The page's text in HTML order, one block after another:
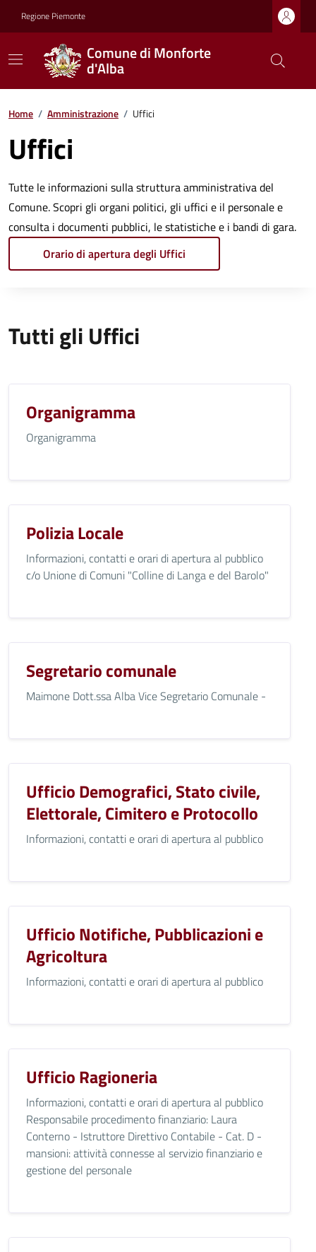
Regione Piemonte
Comune di Monforte
d'Alba
Home / Amministrazione / Uffici
Uffici
Tutte le informazioni sulla struttura amministrativa del
Comune. Scopri gli organi politici, gli uffici e il personale e
consulta i documenti pubblici, le statistiche e i bandi di gara.
Orario di apertura degli Uffici
Tutti gli Uffici
Organigramma
Organigramma
Polizia Locale
Informazioni, contatti e orari di apertura al pubblico
c/o Unione di Comuni "Colline di Langa e del Barolo"
Segretario comunale
Maimone Dott.ssa Alba Vice Segretario Comunale -
Ufficio Demografici, Stato civile,
Elettorale, Cimitero e Protocollo
Informazioni, contatti e orari di apertura al pubblico
Ufficio Notifiche, Pubblicazioni e
Agricoltura
Informazioni, contatti e orari di apertura al pubblico
Ufficio Ragioneria
Informazioni, contatti e orari di apertura al pubblico
Responsabile procedimento finanziario: Laura
Conterno - Istruttore Direttivo Contabile - Cat. D -
mansioni: attività connesse al servizio finanziario e
gestione del personale